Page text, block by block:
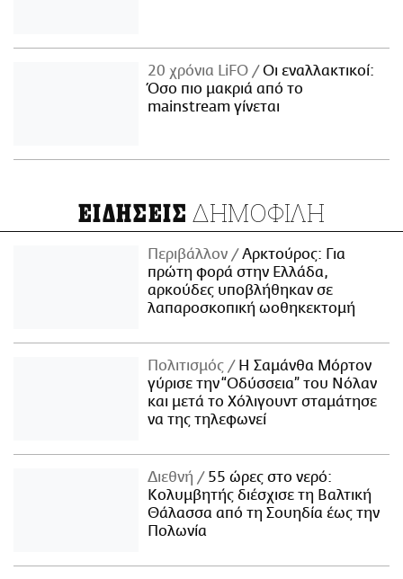
20 χρόνια LiFO
Οι εναλλακτικοί:
Όσο πιο μακριά από το
mainstream γίνεται
ΕΙΔΗΣΕΙΣ ΔΗΜΟΦΙΛΗ
Περιβάλλον
Αρκτούρος: Για
πρώτη φορά στην Ελλάδα,
αρκούδες υποβλήθηκαν σε
λαπαροσκοπική ωοθηκεκτομή
Πολιτισμός
Η Σαμάνθα Μόρτον
γύρισε την “Οδύσσεια” του Νόλαν
και μετά το Χόλιγουντ σταμάτησε
να της τηλεφωνεί
Διεθνή
55 ώρες στο νερό:
Κολυμβητής διέσχισε τη Βαλτική
Θάλασσα από τη Σουηδία έως την
Πολωνία